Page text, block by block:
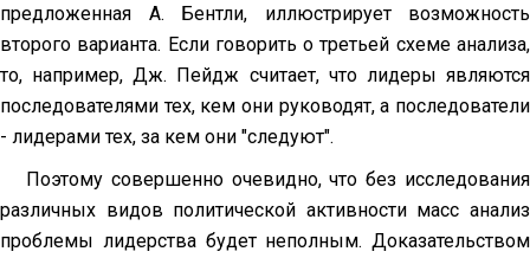
предложенная А. Бентли, иллюстрирует возможность
второго варианта. Если говорить о третьей схеме анализа,
то, например, Дж. Пейдж считает, что лидеры являются
последователями тех, кем они руко­водят, а последователи
- лидерами тех, за кем они "следуют".
Поэтому совершенно очевидно, что без исследования
различных видов политической активности масс анализ
проблемы лидерства будет неполным. Доказательством